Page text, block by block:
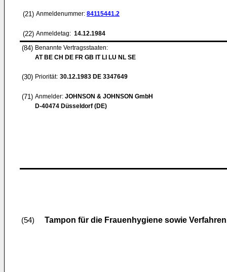
(21) Anmeldenummer: 84115441.2
(22) Anmeldetag: 14.12.1984
(84) Benannte Vertragsstaaten:
AT BE CH DE FR GB IT LI LU NL SE
(30) Priorität: 30.12.1983 DE 3347649
(71) Anmelder: JOHNSON & JOHNSON GmbH
D-40474 Düsseldorf (DE)
(54) Tampon für die Frauenhygiene sowie